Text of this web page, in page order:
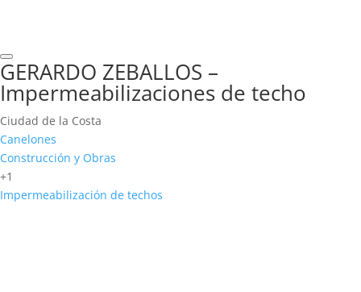
GERARDO ZEBALLOS –
Impermeabilizaciones de techo
Ciudad de la Costa
Canelones
Construcción y Obras
+1
Impermeabilización de techos